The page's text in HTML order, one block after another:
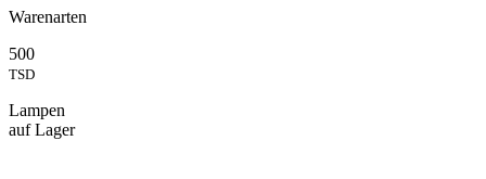
Warenarten
500
TSD
Lampen
auf Lager